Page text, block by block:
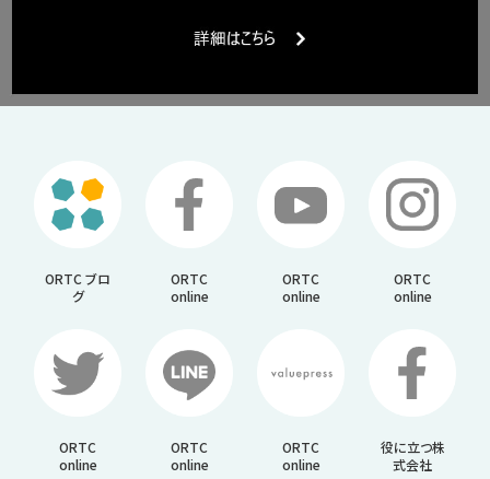
ORTC ブロ
グ
ORTC
online
ORTC
online
ORTC
online
ORTC
online
ORTC
online
ORTC
online
役に立つ株
式会社